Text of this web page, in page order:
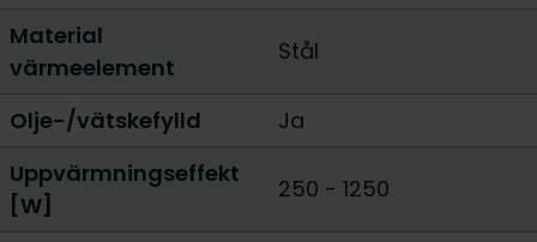
Material
värmeelement
Stål
Olje-/vätskefylld
Ja
Uppvärmningseffekt
[W]
250 - 1250